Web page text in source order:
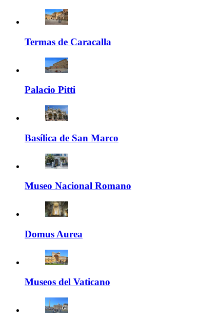
Termas de Caracalla
Palacio Pitti
Basílica de San Marco
Museo Nacional Romano
Domus Aurea
Museos del Vaticano